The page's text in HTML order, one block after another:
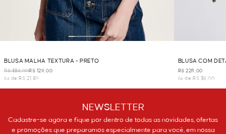
BLUSA MALHA TEXTURA - PRETO
R$ 338,00R$ 129,00
6x de R$ 21,50
BLUSA COM
R$ 228,00
6x de R$ 38,00
NEWSLETTER
Cadastre-se agora e fique por dentro de todas as novidades, ofertas
e promoções que preparamos especialmente para você, em nossa